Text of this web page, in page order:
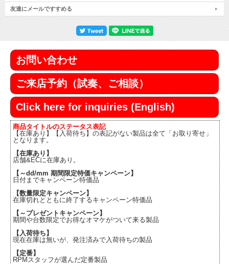
友達にメールですすめる
お問い合わせ
ご来店予約（試奏、ご相談）
Click here for inquiries (English)
商品タイトルのステータス表記
【在庫あり】【入荷待ち】の表記がない製品は全て「お取り寄せ」
となります。
【在庫あり】
店舗&ECに在庫あり。
【～dd/mm 期間限定特価キャンペーン】
日付までキャンペーン特価品
【数量限定キャンペーン】
在庫切れとともに終了するキャンペーン特価品
【～プレゼントキャンペーン】
期間や台数限定でお得なオマケがついて来る製品
【入荷待ち】
現在在庫は無いが、発注済みで入荷待ちの製品
【定番】
RPMスタッフが選んだ定番製品